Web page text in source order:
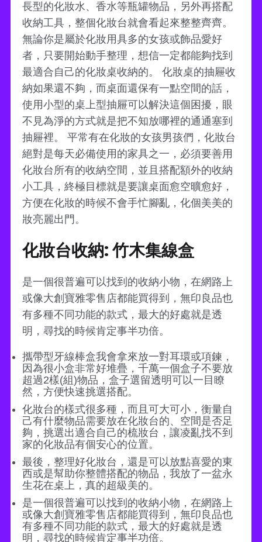
長型的化妝水、香水等瓶罐物品，另外再搭配
收納工具，整個化妝台就會看起來整整齊齊。
無論你是屬於化妝用具多的女孩或飾品愛好
者，只要開始動手整理，想信一定都能夠找到
最適合自己的化妝桌收納的。 化妝桌的抽屜收
納如果還不夠，而桌面還保有一點空間的話，
使用小型的桌上型抽屜可以解決這個困擾，眼
不見為淨的方式就是把不知放哪裡的通通塞到
抽屜裡。 平常有在化妝的女孩男孩們，化妝台
絕對是每天必備使用的家具之一，必須要善用
化妝台所有的收納空間，並且搭配額外的收納
小工具，終極目標就是要讓桌面愈空曠愈好，
方便在化妝的時候不會手忙腳亂，化個美美的
妝亮麗出門。
化妝台收納: 竹木集線盒
是一個很普遍可以找到的收納小物，在網路上
或像大創寶雅零售店都能買得到，無印良品也
有多種不同功能的款式，最大的好處就是透
明，尋找的時候肯定事半功倍。
攜帶型牙線棒盒我會拿來放一對耳環或項鍊，
因為很小盒非常好堆疊，千萬一個盒子不要放
超過2樣(組)物品，盒子選留透明可以一目瞭
然，方便快速挑選搭配。
化妝台的樣式很多種，而且可大可小，衡量自
己有什麼物品需要放在化妝台的、空間是否足
夠，挑選出適合自己的梳妝台，讓凌亂找不到
家的化妝品有個安心的位置。
最後，整理好化妝台，還是可以放點喜愛的東
西或是幫助你整體搭配的物品，我放了一盆永
生花在桌上，真的超級美的。
是一個很普遍可以找到的收納小物，在網路上
或像大創寶雅零售店都能買得到，無印良品也
有多種不同功能的款式，最大的好處就是透
明，尋找的時候肯定事半功倍。